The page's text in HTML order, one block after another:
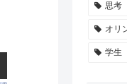
思考
オリ
学生